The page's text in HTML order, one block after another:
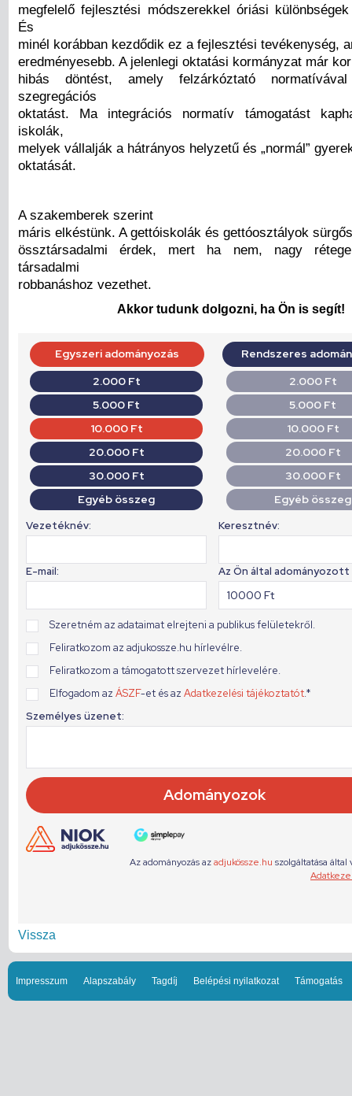
megfelelő fejlesztési módszerekkel óriási
És
minél korábban kezdődik ez a fejlesztési tevékenység,
eredményesebb. A jelenlegi oktatási kormányzat már
hibás döntést, amely felzárkóztató
szegregációs
oktatást. Ma integrációs normatív támogatást
iskolák,
melyek vállalják a hátrányos helyzetű és „normál”
oktatását.
A szakemberek szerint
máris elkéstünk. A gettóiskolák és gettóosztályok
össztársadalmi érdek, mert ha nem, nagy
társadalmi
robbanáshoz vezethet.
Akkor tudunk dolgozni, ha Ön is segít!
Vissza
Impresszum Alapszabály Tagdíj Belépési nyilatkozat Támogatás